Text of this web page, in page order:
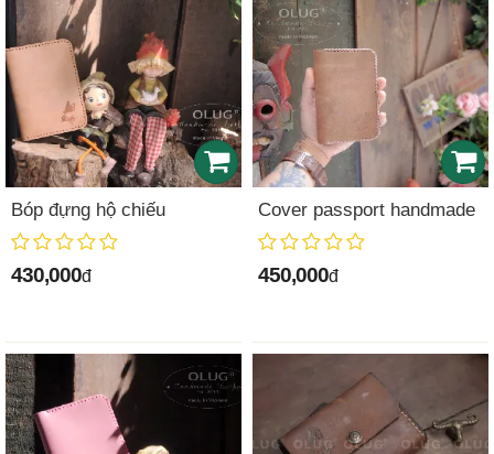
Bóp đựng hộ chiếu
430,000đ
Cover passport handmade
450,000đ